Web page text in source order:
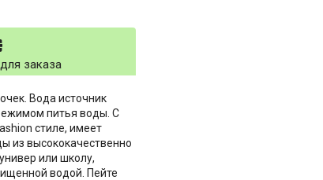
заказа
Вода источник
питья воды. С
стиле, имеет
из высококачественно
или школу,
водой. Пейте